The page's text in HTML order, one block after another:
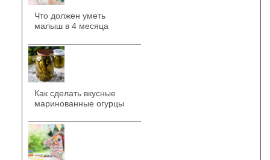
Что должен уметь
малыш в 4 месяца
Как сделать вкусные
маринованные огурцы